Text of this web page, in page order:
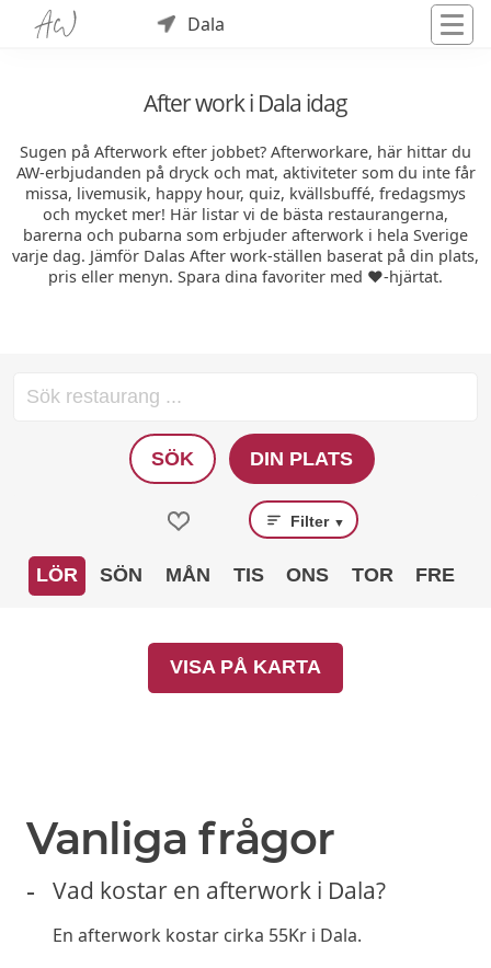
Dala
After work i Dala idag
Sugen på Afterwork efter jobbet? Afterworkare, här hittar du
AW-erbjudanden på dryck och mat, aktiviteter som du inte får
missa, livemusik, happy hour, quiz, kvällsbuffé, fredagsmys
och mycket mer! Här listar vi de bästa restaurangerna,
barerna och pubarna som erbjuder afterwork i hela Sverige
varje dag. Jämför Dalas After work-ställen baserat på din plats,
pris eller menyn. Spara dina favoriter med ❤️-hjärtat.
SÖK DIN PLATS
Filter ▼
LÖR SÖN MÅN TIS ONS TOR FRE
VISA PÅ KARTA
Vanliga frågor
Vad kostar en afterwork i Dala?
En afterwork kostar cirka 55Kr i Dala.